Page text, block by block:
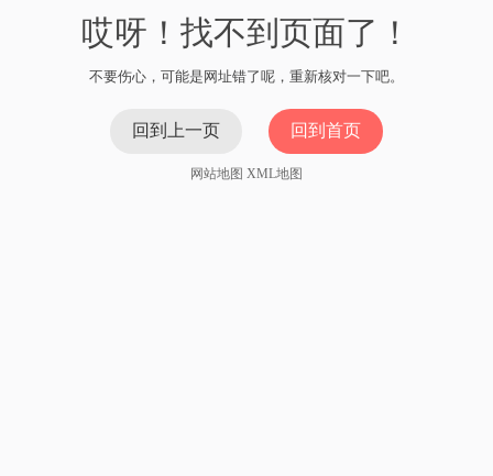
哎呀！找不到页面了！
不要伤心，可能是网址错了呢，重新核对一下吧。
回到上一页 回到首页
网站地图 XML地图